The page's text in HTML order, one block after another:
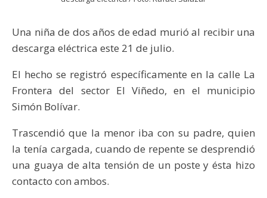
Una niña de dos años de edad murió al recibir una
descarga eléctrica este 21 de julio.
El hecho se registró específicamente en la calle La
Frontera del sector El Viñedo, en el municipio
Simón Bolívar.
Trascendió que la menor iba con su padre, quien
la tenía cargada, cuando de repente se desprendió
una guaya de alta tensión de un poste y ésta hizo
contacto con ambos.